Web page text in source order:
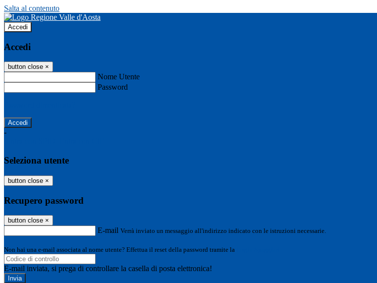
Salta al contenuto
Accedi
Accedi
button close ×
Nome Utente
Password
-
Seleziona utente
button close ×
Recupero password
button close ×
E-mail Verrà inviato un messaggio all'indirizzo indicato con le istruzioni necessarie.
Non hai una e-mail associata al nome utente? Effettua il reset della password tramite la
E-mail inviata, si prega di controllare la casella di posta elettronica!